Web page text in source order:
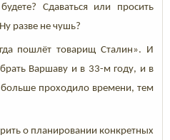
Сдаваться или просить
разве не чушь?
пошлёт товарищ Сталин». И
Варшаву и в 33-м году, и в
проходило времени, тем
о планировании конкретных